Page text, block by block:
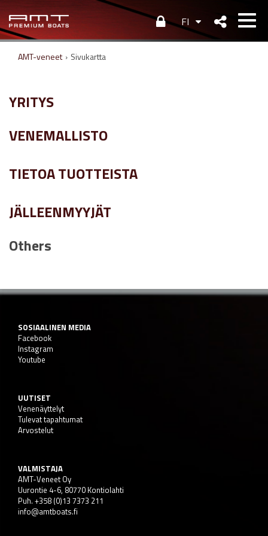
FI
AMT-veneet › Sivukartta
YRITYS
VENEMALLISTO
TIETOA TUOTTEISTA
JÄLLEENMYYJÄT
Others
SOSIAALINEN MEDIA
Facebook
Instagram
Youtube
UUTISET
Venenäyttelyt
Tulevat tapahtumat
Arvostelut
VALMISTAJA
AMT-Veneet Oy
Uurontie 4-6, 80770 Kontiolahti
Puh. +358 (0)13 7373 211
info@amtboats.fi